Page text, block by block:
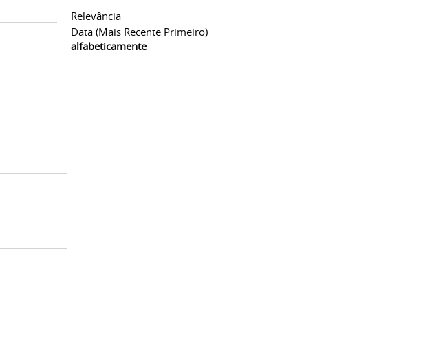
Relevância
Data (mais Recente Primeiro)
alfabeticamente